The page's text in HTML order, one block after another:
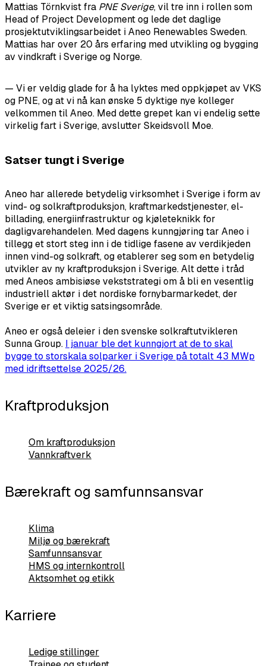
Mattias Törnkvist fra PNE Sverige, vil tre inn i rollen som
Head of Project Development og lede det daglige
prosjektutviklingsarbeidet i Aneo Renewables Sweden.
Mattias har over 20 års erfaring med utvikling og bygging
av vindkraft i Sverige og Norge.
— Vi er veldig glade for å ha lyktes med oppkjøpet av VKS
og PNE, og at vi nå kan ønske 5 dyktige nye kolleger
velkommen til Aneo. Med dette grepet kan vi endelig sette
virkelig fart i Sverige, avslutter Skeidsvoll Moe.
Satser tungt i Sverige
Aneo har allerede betydelig virksomhet i Sverige i form av
vind- og solkraftproduksjon, kraftmarkedstjenester, el-
billading, energiinfrastruktur og kjøleteknikk for
dagligvarehandelen. Med dagens kunngjøring tar Aneo i
tillegg et stort steg inn i de tidlige fasene av verdikjeden
innen vind-og solkraft, og etablerer seg som en betydelig
utvikler av ny kraftproduksjon i Sverige. Alt dette i tråd
med Aneos ambisiøse vekststrategi om å bli en vesentlig
industriell aktør i det nordiske fornybarmarkedet, der
Sverige er et viktig satsingsområde.
Aneo er også deleier i den svenske solkraftutvikleren
Sunna Group. I januar ble det kunngjort at de to skal
bygge to storskala solparker i Sverige på totalt 43 MWp
med idriftsettelse 2025/26.
Kraftproduksjon
Om kraftproduksjon
Vannkraftverk
Bærekraft og samfunnsansvar
Klima
Miljø og bærekraft
Samfunnsansvar
HMS og internkontroll
Aktsomhet og etikk
Karriere
Ledige stillinger